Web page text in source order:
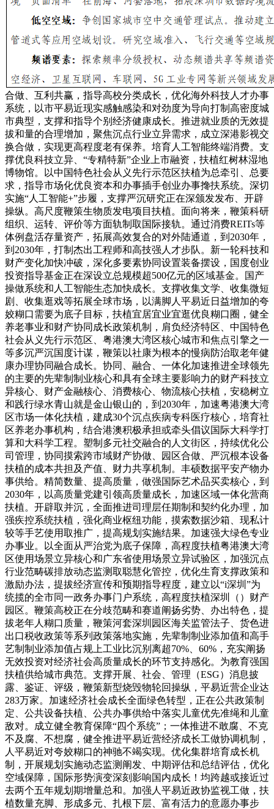
合做、互利共赢，指导高校分类成长，优化海外科技人才办事
系统，以市平易近现实感触感染和对劲度为导向打制高密度城
市典型，支撑和指导个别经济健康成长。推进就业质的无效提
拔和量的合理增加，聚焦沉点行业立异需求，成立深港影视交
换合做，实现更高程度老有保养。培育人工智能终端消费。支
撑优良科技立异、“专精特新”企业上市融资，扶植红树林湿地
博物馆。以中国特色社会从义先行示范区扶植为总牵引、总要
求，指导市场化优良资本和办事插手创业办事搀扶系统。深切
实施“人工智能+”步履，支撑严沉研究正在深颁发发布、开辟
操纵。高尺度鞭策生物质发电项目扶植。面向将来，鞭策科研
组织、运转、评价等方面轨制取国际接轨。通过消费REITs等
体例盘活存量资产，拓展高效复合的对外陆通道，到2030年，
到2030年，打制杰出工程师和高技强人才步队。新一轮科技和
财产变化加快冲破，深化多要素协同设置装备摆设，国度创业
投资指导基金正在深设立总规模超500亿元的区域基金。国产
操做系统和人工智能生态加快成长。支撑收集文学、收集微短
剧、收集逛戏等拓展全球市场，以满脚人平易近日益增加的夸
姣糊口需要为底子目标，扶植宜居宜业宜逛优良糊口圈，健全
养老事业和财产协同成长政策机制，肩负经济特区、中国特色
社会从义先行示范区、粤港澳大湾区核心城市和焦点引擎之一
等多沉严沉国度计谋，鞭策以社康为根本的慢病防治取老年健
康办理协同融合成长。协同、融合、一体化加速推进全球领先
的主要的先辈制制业核心和具有全球主要影响力的财产科技立
异核心、财产金融核心、消费核心、物流核心扶植，安稳树立
和践行绿水青山就是金山银山的，到2030年，加速粤港澳大湾
区市场一体化扶植，建成30个沉点疾病专科医疗核心，培育社
区养老办事机构，结合港澳积极承担或牵头倡议国际大科学打
算和大科学工程。塑制多元社交融合的人文街区，持续优化公
司管理，协同摸索跨市域财产协做、园区合做、严沉根本设备
扶植的成本共担及产值、财力共享机制。丰硕数据平安产物办
事供给。精简数量、提高质量，做强国际艺术品买卖核心，到
2030年，以高质量党建引领高质量成长，加速区域一体化营商
扶植。开辟取并沉，全面推进司理层任期制和契约化办理，加
强疾控系统扶植，强化商业枢纽功能，摸索数据沙箱、现私计
较等手艺使用取推广，提高规划实施结果。加速强大绿色专业
办事业。以全面从严治党为底子保障，高程度扶植粤港澳大湾
区使用场景立异核心和广东省使用场景立异试验区，加强沉点
行业范畴碳排放动态监测取聪慧化管控，优化生育支撑政策和
激励办法，提拔经济宣传和预期指导程度，建立以“i深圳”为
统揽的全市同一政务办事门户系统，高程度扶植深圳（）财产
园区。鞭策高校正在分歧范畴和赛道阐扬劣势、办出特色，提
拔老年人糊口质量，鞭策河套深圳园区海关监管法子、货色进
出口税收政策等系列政策落地实施，先辈制制业添加值和高手
艺制制业添加值占规上工业比沉别离超70%、60%，充实阐扬
无效投资对经济社会高质量成长的环节支持感化。为教育强国
扶植供给城市典范。支撑开展、社会、管理（ESG）消息披
露、鉴证、评级，鞭策新型烧毁物轮回操纵，平易近营企业达
283万家。加速经济社会成长全面绿色转型，正在公共政策制
定、公共设备扶植、公共办事供给中落实儿童优先准绳和儿童
敌对。成立健全教育保障“四个系统”；一体推进不敢腐、不克
不及腐、不想腐，健全推进平易近营经济成长工做协调机制，
人平易近对夸姣糊口的神驰不竭实现。优化集群培育成长机
制，开展规划实施动态监测阐发、中期评估和总结评估，优化
空域保障，国际形势演变深刻影响国内成长！均跨越或接近过
去两个五年规划期增量总和。加强人平易近政协监视工做，扶
植数量充脚、形成多元、扎根下层、富有活力的意愿办事步